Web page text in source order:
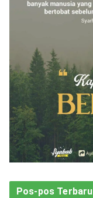
Pos-pos Terbaru